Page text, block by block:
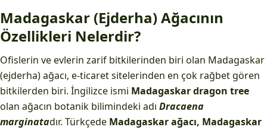
Madagaskar (Ejderha) Ağacının
Özellikleri Nelerdir?
Ofislerin ve evlerin zarif bitkilerinden biri olan Madagaskar
(ejderha) ağacı, e-ticaret sitelerinden en çok rağbet gören
bitkilerden biri. İngilizce ismi Madagaskar dragon tree
olan ağacın botanik bilimindeki adı Dracaena
marginatadır. Türkçede Madagaskar ağacı, Madagaskar